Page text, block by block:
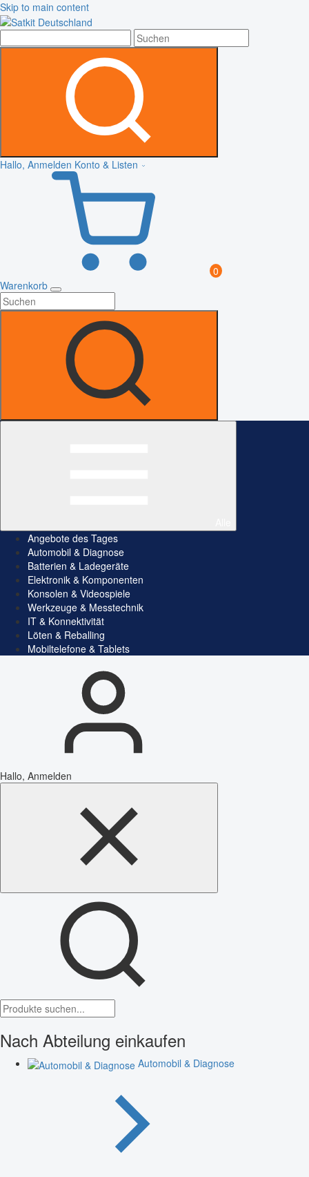
Skip to main content
Hallo, Anmelden Konto & Listen
0
Warenkorb
Angebote des Tages
Automobil & Diagnose
Batterien & Ladegeräte
Elektronik & Komponenten
Konsolen & Videospiele
Werkzeuge & Messtechnik
IT & Konnektivität
Löten & Reballing
Mobiltelefone & Tablets
Hallo, Anmelden
Nach Abteilung einkaufen
Automobil & Diagnose